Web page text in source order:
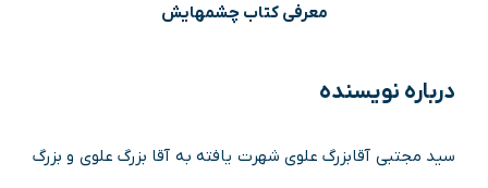
معرفی کتاب چشمهایش
درباره نویسنده
سید مجتبی آقابزرگ علوی شهرت یافته به آقا بزرگ علوی و بزرگ